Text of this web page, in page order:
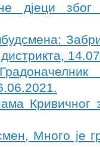
дјеци због
дистрикта,
Кривичног
Много је